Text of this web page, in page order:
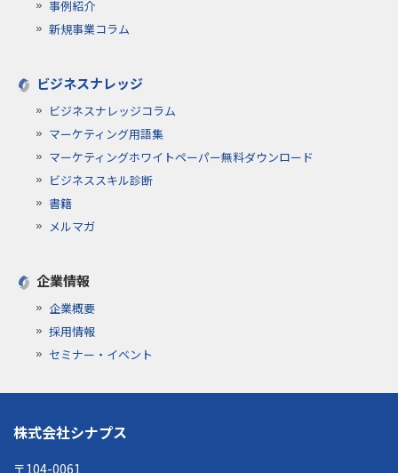
事例紹介
新規事業コラム
ビジネスナレッジ
ビジネスナレッジコラム
マーケティング用語集
マーケティングホワイトペーパー無料ダウンロード
ビジネススキル診断
書籍
メルマガ
企業情報
企業概要
採用情報
セミナー・イベント
株式会社シナプス
〒104-0061